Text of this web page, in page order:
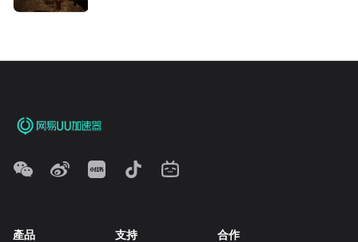
產品 支持 合作